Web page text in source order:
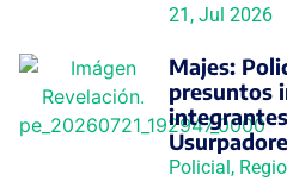
21, Jul 2026
Majes:
presuntos
Policial,